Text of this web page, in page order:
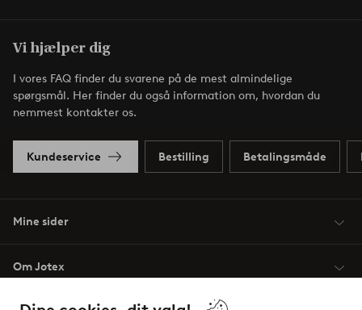
Vi hjælper dig
I vores FAQ finder du svarene på de mest almindelige
spørgsmål. Her finder du også information om, hvordan du
nemmest kontakter os.
Kundeservice Bestilling Betalingsmåde
Mine sider
Om Jotex